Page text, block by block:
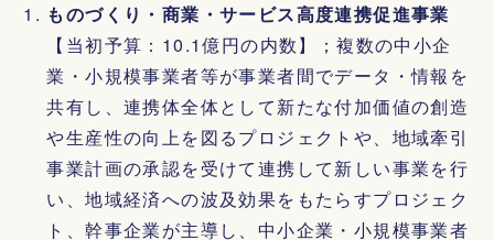
ものづくり・商業・サービス高度連携促進事業
【当初予算：10.1億円の内数】；複数の中小企
業・小規模事業者等が事業者間でデータ・情報を
共有し、連携体全体として新たな付加価値の創造
や生産性の向上を図るプロジェクトや、地域牽引
事業計画の承認を受けて連携して新しい事業を行
い、地域経済への波及効果をもたらすプロジェク
ト、幹事企業が主導し、中小企業・小規模事業者